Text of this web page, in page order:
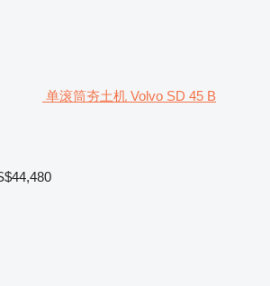
单滚筒夯土机 Volvo SD 45 B